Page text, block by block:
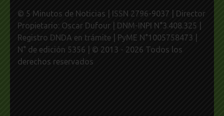
© 5 Minutos de Noticias | ISSN 2796-9037 | Director
Propietario: Oscar Dufour | DNM-INPI N°3.408.325 |
Registro DNDA en trámite | PyME N°1005758473 |
N° de edición 5356 | © 2013 - 2026 Todos los
derechos reservados